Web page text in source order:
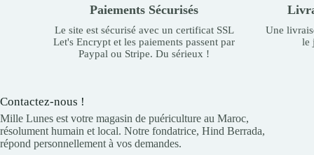
Paiements Sécurisés
Le site est sécurisé avec un certificat SSL
Let's Encrypt et les paiements passent par
Paypal ou Stripe. Du sérieux !
Une
le
Contactez-nous !
Mille Lunes est votre magasin de puériculture au Maroc,
résolument humain et local. Notre fondatrice, Hind Berrada,
répond personnellement à vos demandes.